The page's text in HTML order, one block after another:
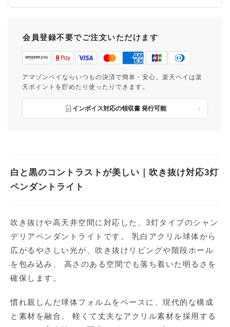
県
会員登録不要でご注文いただけます
アマゾンペイならいつもの決済で簡単・安心。楽天ペイは楽
天ポイントを貯めたり使ったりできます。
インボイス対応の領収書 発行可能
白と黒のコントラストが美しい｜吹き抜け対応3灯
ペンダントライト
吹き抜けや高天井空間に対応した、3灯タイプのシャン
デリアペンダントライトです。 乳白アクリル球体から
広がるやさしい光が、吹き抜けリビングや階段ホール
を包み込み、 高さのある空間でも落ち着いた明るさを
確保します。
慣れ親しんだ球体フォルムをベースに、現代的な構成
と素材を融合。 軽くて丈夫なアクリル素材を採用する